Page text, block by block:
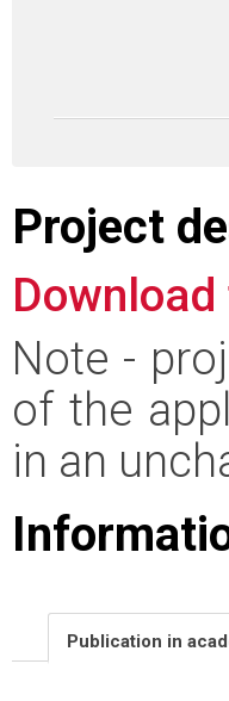
Project
Note -
of the
in an
Publication in